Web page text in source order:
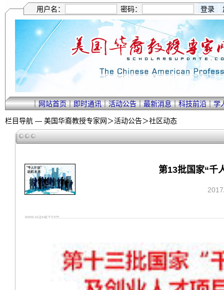
用户名： 密码：
｜网站首页｜即时通讯｜活动公告｜最新消息｜科技前沿｜学
栏目导航 — 美国华裔教授专家网＞活动公告＞社区动态
第13批国家“千